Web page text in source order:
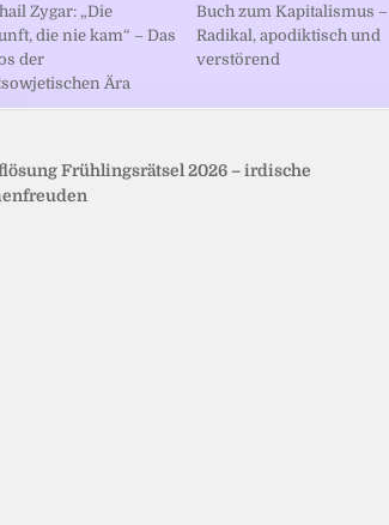
Zygar: „Die
die nie kam“ – Das
der
Ära
Buch zum Kapitalismus –
Radikal, apodiktisch und
verstörend
Frühlingsrätsel 2026 – irdische